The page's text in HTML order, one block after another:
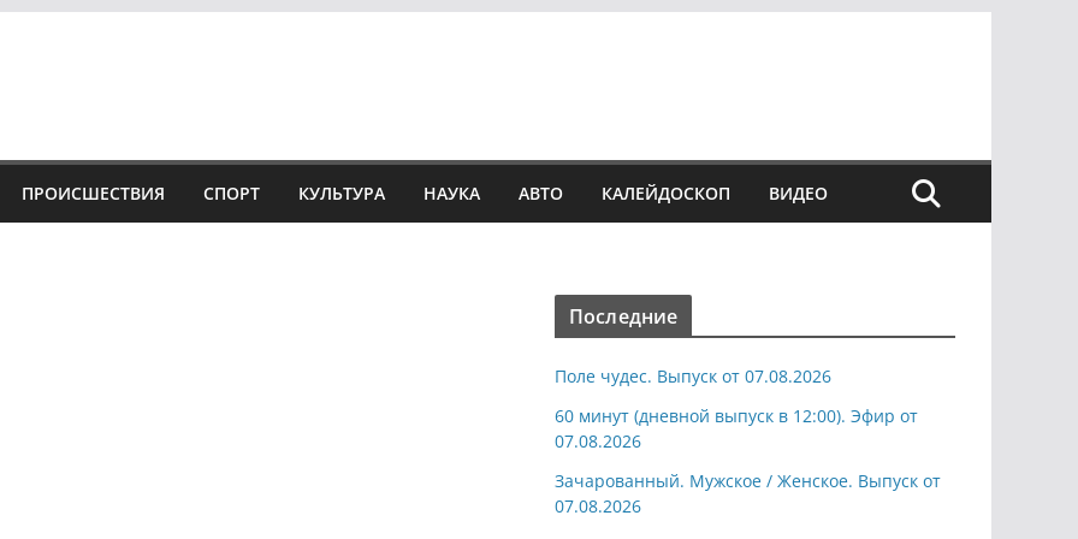
ПРОИСШЕСТВИЯ СПОРТ КУЛЬТУРА НАУКА АВТО КАЛЕЙДОСКОП ВИДЕО
Последние
Поле чудес. Выпуск от 07.08.2026
60 минут (дневной выпуск в 12:00). Эфир от
07.08.2026
Зачарованный. Мужское / Женское. Выпуск от
07.08.2026